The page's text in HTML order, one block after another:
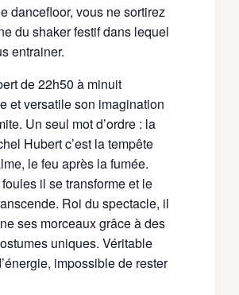
dancefloor, vous ne sortirez
du shaker festif dans lequel
entrainer.
de 22h50 à minuit
et versatile son imagination
Un seul mot d’ordre : la
Hubert c’est la tempête
le feu après la fumée.
il se transforme et le
Roi du spectacle, il
ses morceaux grâce à des
uniques. Véritable
impossible de rester